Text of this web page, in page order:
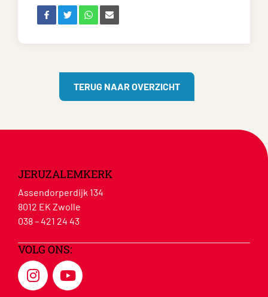
TERUG NAAR OVERZICHT
JERUZALEMKERK
Assendorperdijk 134
8012 EK Zwolle
038 – 421 24 43
VOLG ONS: